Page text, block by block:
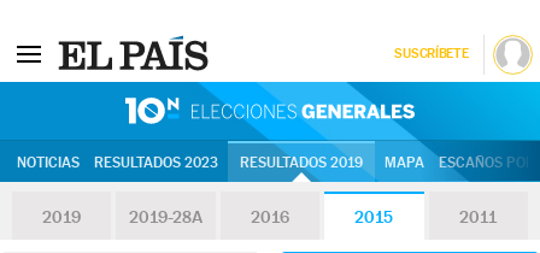
SUSCRÍBETE
NOTICIAS RESULTADOS 2023 RESULTADOS 2019 MAPA ESCAÑOS
2019 2019-28A 2016 2015 2011